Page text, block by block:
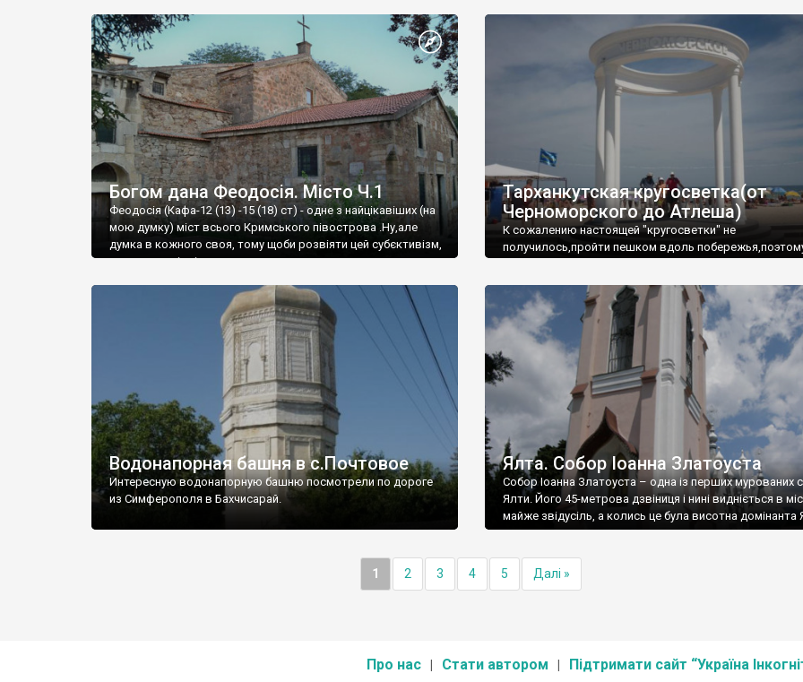
Богом дана Феодосія. Місто Ч.1
Феодосія (Кафа-12 (13) -15 (18) ст) - одне з найцікавіших (на
мою думку) міст всього Кримського півострова .Ну,але
думка в кожного своя, тому щоби розвіяти цей субєктивізм,
запрошую відвідати це
Тарханкутская кругосветка(от
Черноморского до Атлеша)
К сожалению настоящей "кругосветки" не
получилось,пройти пешком вдоль
Водонапорная башня в с.Почтовое
Интересную водонапорную башню посмотрели по дороге
из Симферополя в Бахчисарай.
Ялта. Собор Іоанна Златоуста
Собор Іоанна Златоуста – одна із перших мурованих
Ялти. Його 45-метрова дзвіниця і нині видніється в
майже звідусіль, а колись це була висотна домінанта
1 2 3 4 5 Далі »
Про нас Стати автором Підтримати сайт “Україна